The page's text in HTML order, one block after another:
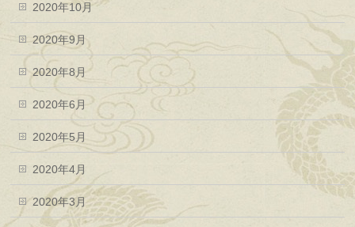
2020年10月
2020年9月
2020年8月
2020年6月
2020年5月
2020年4月
2020年3月